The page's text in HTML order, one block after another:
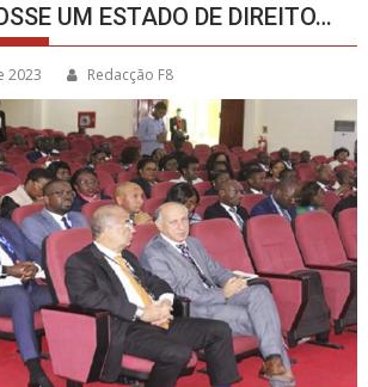
UM ESTADO DE DIREITO…
2023 Redacção F8